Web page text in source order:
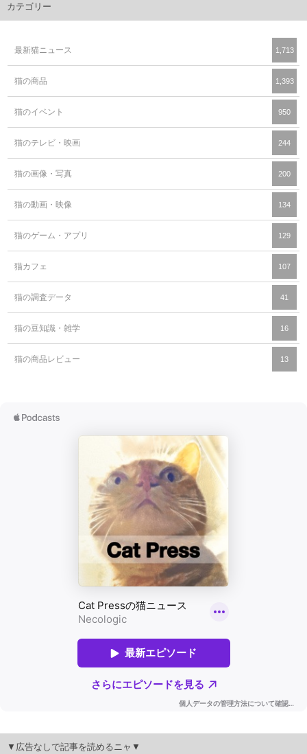
カテゴリー
最新猫ニュース 1,713
猫の商品 1,393
猫のイベント 950
猫のテレビ・映画 244
猫の画像・写真 200
猫の動画・映像 134
猫のゲーム・アプリ 129
猫カフェ 107
猫の調査データ 41
猫の豆知識・雑学 16
猫の商品レビュー 13
▼広告なしで記事を読めるニャ▼